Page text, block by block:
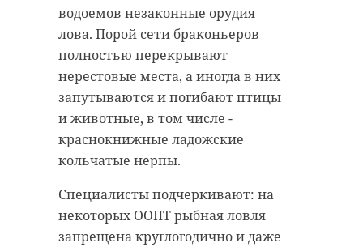
водоемов незаконные орудия
лова. Порой сети браконьеров
полностью перекрывают
нерестовые места, а иногда в них
запутываются и погибают птицы
и животные, в том числе -
краснокнижные ладожские
кольчатые нерпы.
Специалисты подчеркивают: на
некоторых ООПТ рыбная ловля
запрещена круглогодично и даже